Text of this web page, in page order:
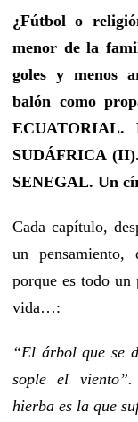
¿Fútbol o
menor de la
goles y menos
balón como
ECUATORIAL.
SUDÁFRICA
SENEGAL. Un
Cada capítulo,
un pensamiento,
porque es todo
vida…:
“El árbol que se
sople el
hierba es la que